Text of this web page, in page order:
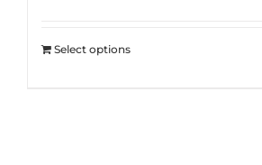
Select options